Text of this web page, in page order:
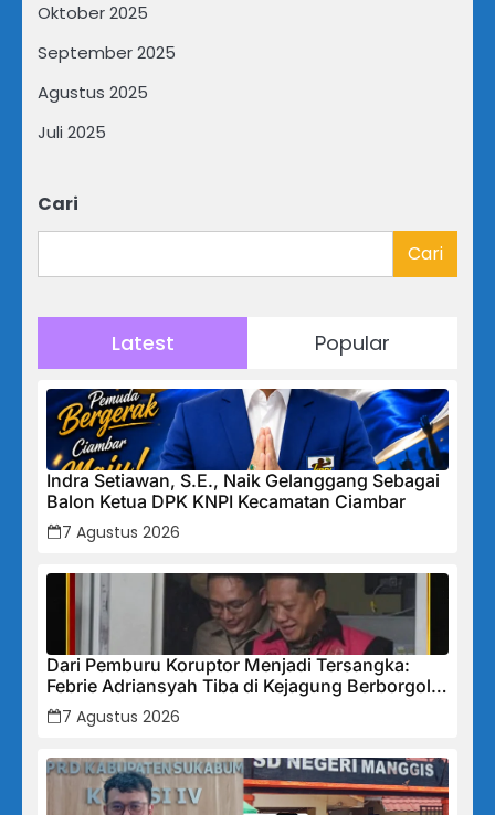
Oktober 2025
September 2025
Agustus 2025
Juli 2025
Cari
Cari
Latest Popular
Indra Setiawan, S.E., Naik Gelanggang Sebagai
Balon Ketua DPK KNPI Kecamatan Ciambar
7 Agustus 2026
Dari Pemburu Koruptor Menjadi Tersangka:
Febrie Adriansyah Tiba di Kejagung Berborgol,
Bawa Map Biru dan Senyum Penuh Teka-teki
7 Agustus 2026